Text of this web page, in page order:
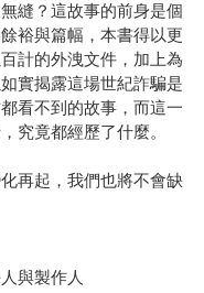
縫？這故事的前身是個
裕與篇幅，本書得以更
計的外洩文件，加上為
實揭露這場世紀詐騙是
看不到的故事，而這一
究竟都經歷了什麼。
再起，我們也將不會缺
與製作人